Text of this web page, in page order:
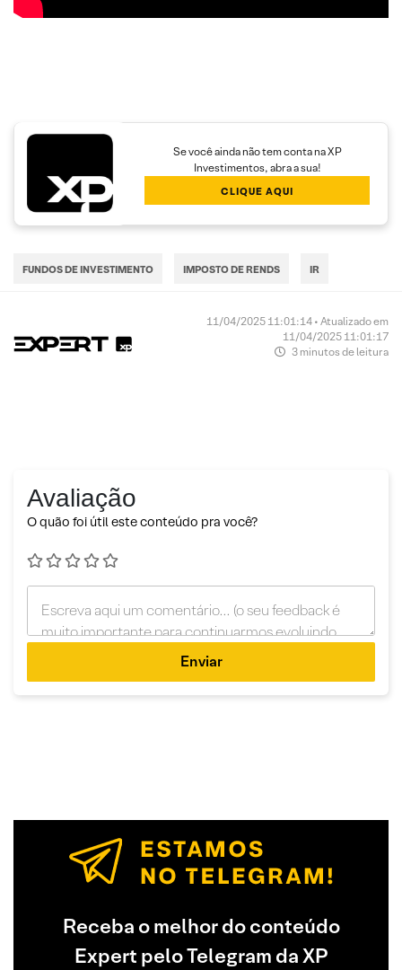
Se você ainda não tem conta na XP
Investimentos, abra a sua!
CLIQUE AQUI
FUNDOS DE INVESTIMENTO IMPOSTO DE RENDS IR
11/04/2025 11:01:14 • Atualizado em
11/04/2025 11:01:17
3 minutos de leitura
Avaliação
O quão foi útil este conteúdo pra você?
Enviar
Receba o melhor do conteúdo
Expert pelo Telegram da XP